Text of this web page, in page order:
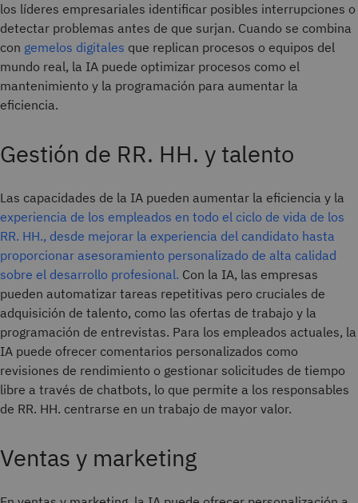
los líderes empresariales identificar posibles interrupciones o
detectar problemas antes de que surjan. Cuando se combina
con gemelos digitales que replican procesos o equipos del
mundo real, la IA puede optimizar procesos como el
mantenimiento y la programación para aumentar la
eficiencia.
Gestión de RR. HH. y talento
Las capacidades de la IA pueden aumentar la eficiencia y la
experiencia de los empleados en todo el ciclo de vida de los
RR. HH., desde mejorar la experiencia del candidato hasta
proporcionar asesoramiento personalizado de alta calidad
sobre el desarrollo profesional. Con la IA, las empresas
pueden automatizar tareas repetitivas pero cruciales de
adquisición de talento, como las ofertas de trabajo y la
programación de entrevistas. Para los empleados actuales, la
IA puede ofrecer comentarios personalizados como
revisiones de rendimiento o gestionar solicitudes de tiempo
libre a través de chatbots, lo que permite a los responsables
de RR. HH. centrarse en un trabajo de mayor valor.
Ventas y marketing